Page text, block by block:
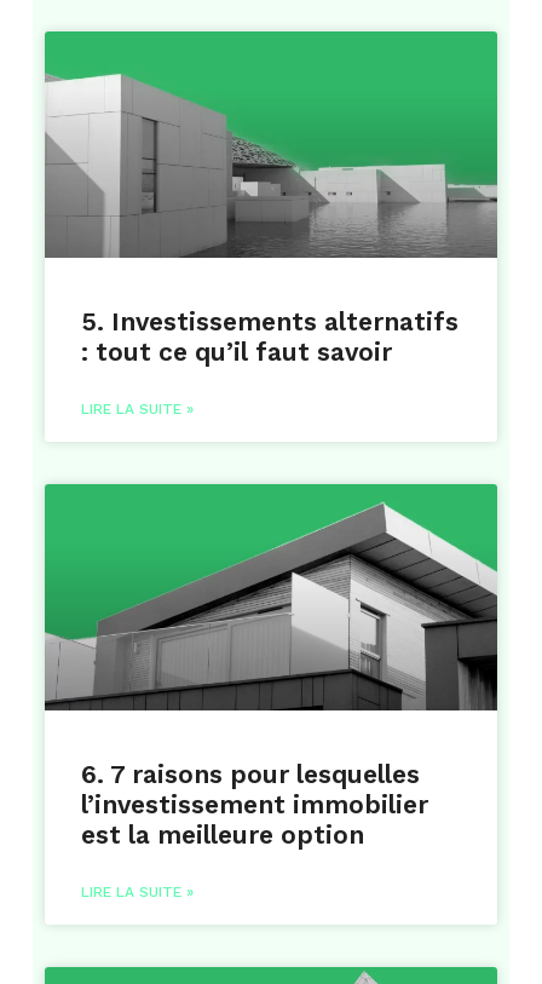
5. Investissements alternatifs
: tout ce qu’il faut savoir
LIRE LA SUITE »
6. 7 raisons pour lesquelles
l’investissement immobilier
est la meilleure option
LIRE LA SUITE »